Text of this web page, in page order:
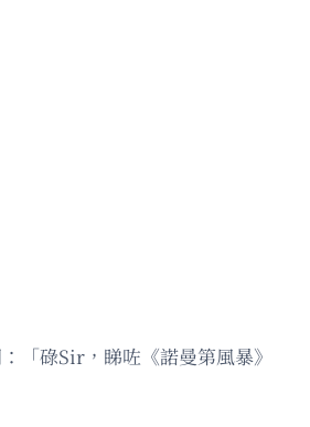
「碌Sir，睇咗《諾曼第風暴》